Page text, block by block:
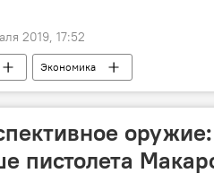
2019, 17:52
Экономика
пистолета